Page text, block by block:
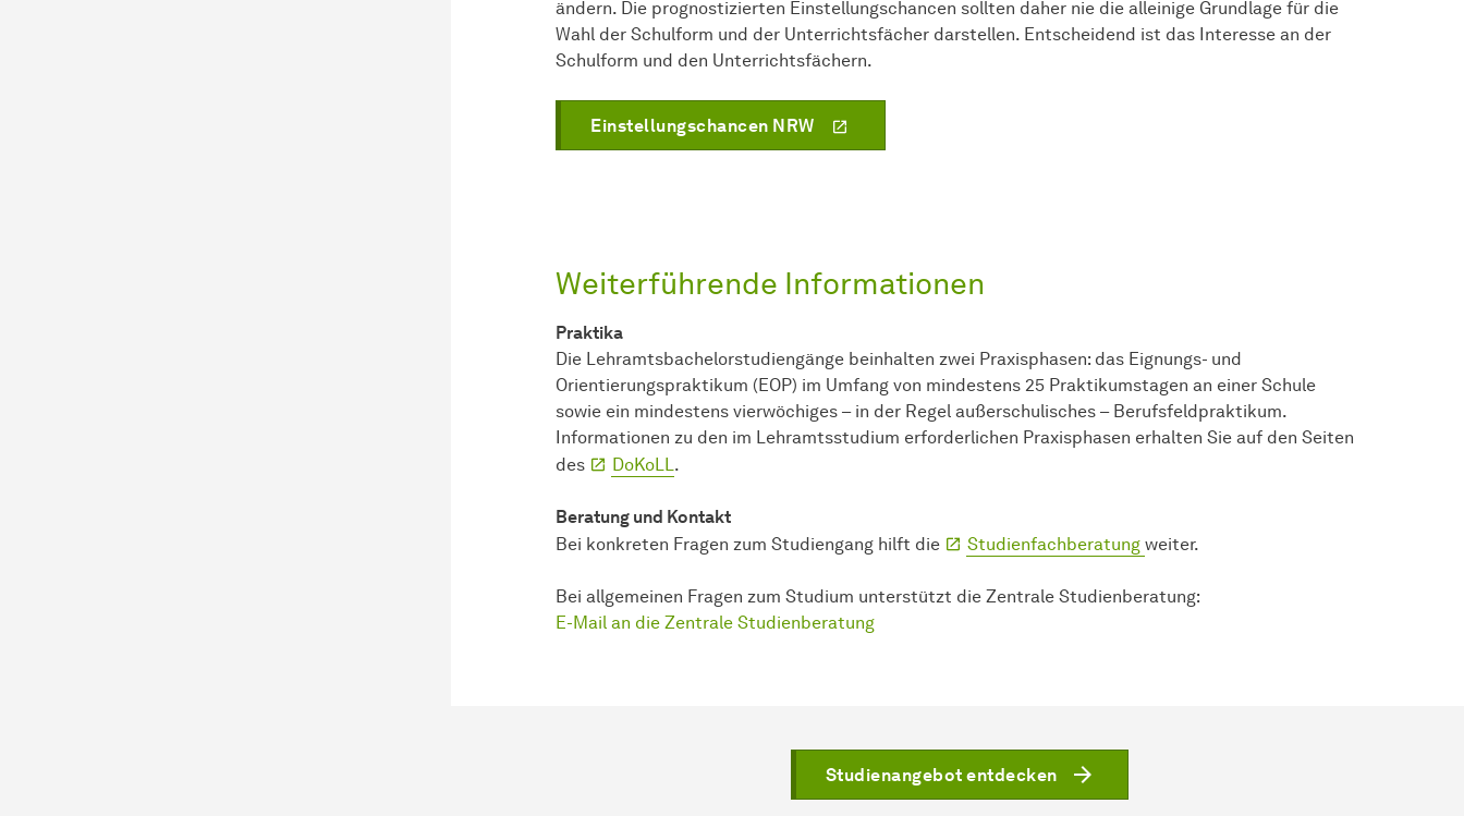
ändern. Die prognostizierten Einstellungschancen sollten daher nie die alleinige Grundlage für die
Wahl der Schulform und der Unterrichtsfächer darstellen. Entscheidend ist das Interesse an der
Schulform und den Unterrichtsfächern.
Einstellungschancen NRW
Weiterführende Informationen
Praktika
Die Lehramtsbachelorstudiengänge beinhalten zwei Praxisphasen: das Eignungs- und
Orientierungspraktikum (EOP) im Umfang von mindestens 25 Praktikumstagen an einer Schule
sowie ein mindestens vierwöchiges – in der Regel außerschulisches – Berufsfeldpraktikum.
Informationen zu den im Lehramtsstudium erforderlichen Praxisphasen erhalten Sie auf den Seiten
des
DoKoLL.
Beratung und Kontakt
Bei konkreten Fragen zum Studiengang hilft die
Studienfachberatung weiter.
Bei allgemeinen Fragen zum Studium unterstützt die Zentrale Studienberatung:
E-Mail an die Zentrale Studienberatung
Studienangebot entdecken